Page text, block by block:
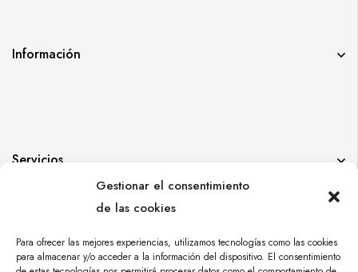
Gestionar el consentimiento
de las cookies
Para ofrecer las mejores experiencias, utilizamos tecnologías como las cookies
para almacenar y/o acceder a la información del dispositivo. El consentimiento
Información
Servicios